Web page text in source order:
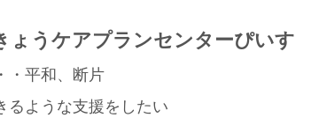
ょうケアプランセンターぴいす
・平和、断片
ような支援をしたい